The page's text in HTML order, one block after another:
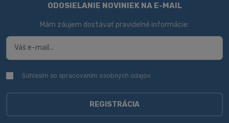
ODOSIELANIE NOVINIEK NA E-MAIL
Mám záujem dostávať pravidelné informácie:
Súhlasím
spracovaním
Súhlasím so spracovaním osobných údajov
REGISTRÁCIA